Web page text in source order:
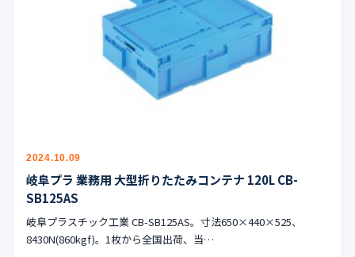
🇰🇷
2024.10.09
岐阜プラ 業務用 大型折りたたみコンテナ 120L CB-
SB125AS
岐阜プラスチック工業 CB-SB125AS。寸法650×440×525、
8430N(860kgf)。1枚から全国出荷、当…